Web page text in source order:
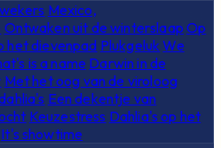
Mexico,
Ontwaken uit de winterslaap Op
het dievenpad Plukgeluk We
is a name Darwin in de
Met het oog van de viroloog
Een dekentje van
Keuzestress Dahlia's op het
It's showtime